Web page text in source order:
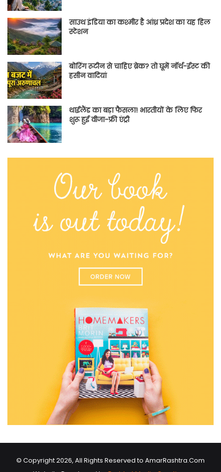
साउथ इंडिया का कश्मीर है आंध्र प्रदेश का यह हिल
स्टेशन
बोरिंग रूटीन से चाहिए ब्रेक? तो घूमें नॉर्थ-ईस्ट की
हसीन वादियां
थाईलैंड का बड़ा फैसला! भारतीयों के लिए फिर
शुरू हुई वीजा-फ्री एंट्री
© Copyright 2026, All Rights Reserved to AmarRashtra.Com